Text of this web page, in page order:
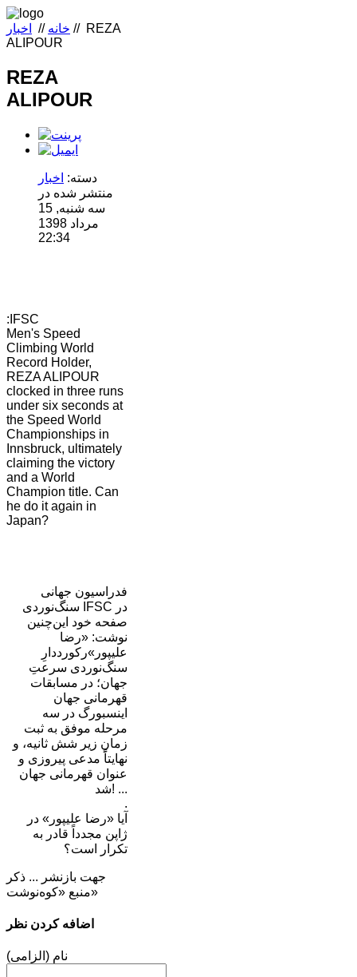
خانه // اخبار // REZA
ALIPOUR
REZA
ALIPOUR
دسته: اخبار
منتشر شده در
سه شنبه, 15
مرداد 1398
22:34
:IFSC
Men's Speed
Climbing World
Record Holder,
REZA ALIPOUR
clocked in three runs
under six seconds at
the Speed World
Championships in
Innsbruck, ultimately
claiming the victory
and a World
Champion title. Can
he do it again in
Japan?
فدراسیون جهانی
سنگ‌نوردی IFSC در
صفحه خود این‌چنین
نوشت: «رضا
علیپور»رکورددارِ
سنگ‌نوردی سرعتِ
جهان؛ در مسابقات
قهرمانی جهان
اینسبورگ در سه
مرحله موفق به ثبت
زمانِ زیر شش ثانیه، و
نهایتاً مدعی پیروزی و
عنوان قهرمانی جهان
شد! ...
.
آیا «رضا علیپور» در
ژاپن مجدداً قادر به
تکرار است؟
جهت بازنشر ... ذکر
منبع «کوه‌نوشت»
اضافه کردن نظر
نام (الزامی)